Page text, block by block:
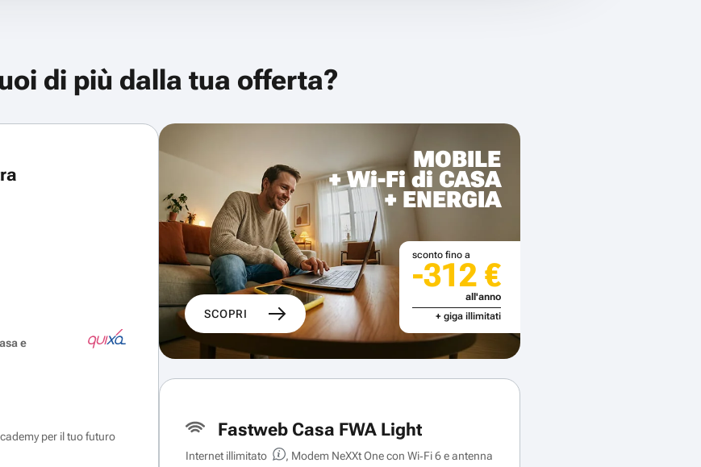
di più dalla tua offerta?
e
per il tuo futuro
MOBILE
+ Wi-Fi di CASA
+ ENERGIA
SCOPRI
sconto fino a
-312 €
all'anno
+ giga illimitati
Fastweb Casa FWA Light
Internet illimitato
, Modem NeXXt One con Wi‑Fi 6 e antenna